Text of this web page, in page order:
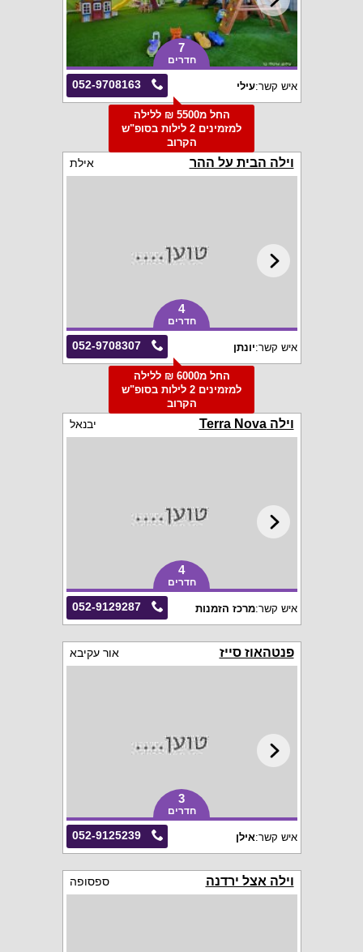
7
חדרים
052-9708163 איש קשר:עילי
החל מ5500 ₪ ללילה
למזמינים 2 לילות בסופ"ש
הקרוב
וילה הבית על ההר אילת
4
חדרים
052-9708307 איש קשר:יונתן
החל מ6000 ₪ ללילה
למזמינים 2 לילות בסופ"ש
הקרוב
וילה Terra Nova יבנאל
4
חדרים
052-9129287 איש קשר:מרכז הזמנות
פנטהאוז סייז אור עקיבא
3
חדרים
052-9125239 איש קשר:אילן
וילה אצל ירדנה ספסופה